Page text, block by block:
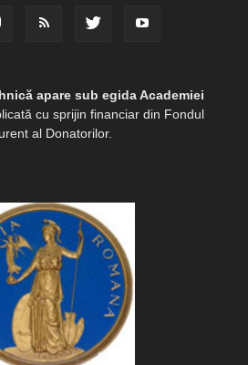
apare sub egida Academiei
cu sprijin financiar din Fondul
al Donatorilor.